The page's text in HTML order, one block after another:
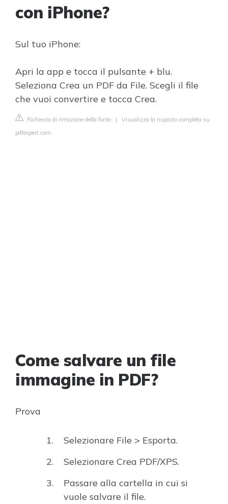
con iPhone?
Sul tuo iPhone:
Apri la app e tocca il pulsante + blu.
Seleziona Crea un PDF da File. Scegli il file
che vuoi convertire e tocca Crea.
Richiesta di rimozione della fonte | Visualizza la risposta completa su
pdfexpert.com
Come salvare un file
immagine in PDF?
Prova
Selezionare File > Esporta.
Selezionare Crea PDF/XPS.
Passare alla cartella in cui si
vuole salvare il file.